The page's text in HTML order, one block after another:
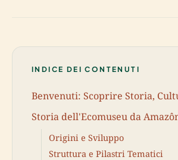
INDICE DEI CONTENUTI
Benvenuti: Scoprire Storia,
Storia dell'Ecomuseu da
Origini e Sviluppo
Struttura e Pilastri Tematici